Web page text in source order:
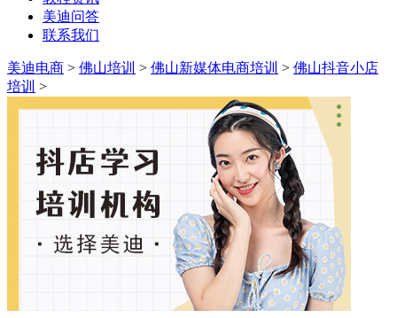
美迪问答
联系我们
美迪电商 > 佛山培训 > 佛山新媒体电商培训 > 佛山抖音小店
培训 >